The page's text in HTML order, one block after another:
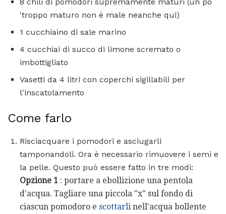
'troppo maturo non è male neanche qui)
1 cucchiaino di sale marino
4 cucchiai di succo di limone scremato o
imbottigliato
Vasetti da 4 litri con coperchi sigillabili per
l'inscatolamento
Come farlo
Risciacquare i pomodori e asciugarli
tamponandoli. Ora è necessario rimuovere i semi e
la pelle. Questo può essere fatto in tre modi:
Opzione 1 : portare a ebollizione una pentola
d'acqua. Tagliare una piccola "x" sul fondo di
ciascun pomodoro e scottarli nell'acqua bollente